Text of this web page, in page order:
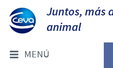
Juntos, más
animal
MENÚ